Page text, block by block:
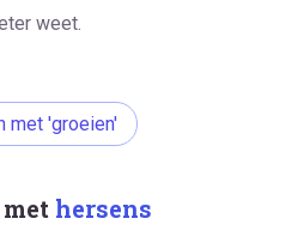
weet.
met 'groeien'
hersens